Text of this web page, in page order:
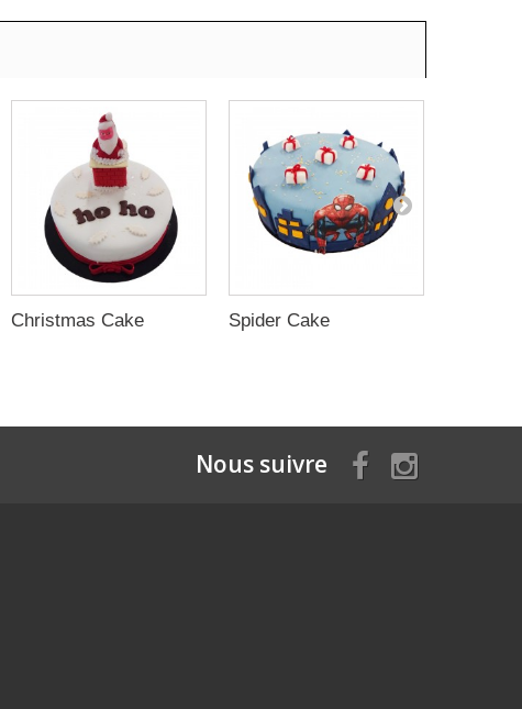
Christmas Cake Spider Cake
Nous suivre